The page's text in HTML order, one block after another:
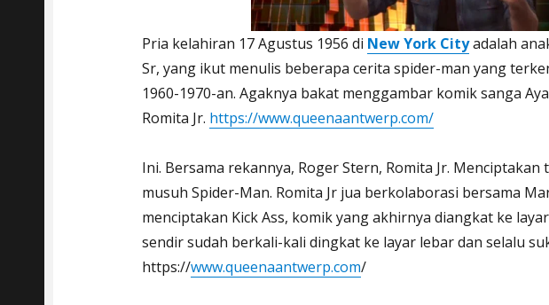
Pria kelahiran 17 Agustus 1956 di New York Cityadalah
Sr, yang ikut menulis beberapa cerita spider-man yang
1960-1970-an. Agaknya bakat menggambar komik sanga
Romita Jr. https://www.queenaantwerp.com/
Ini. Bersama rekannya, Roger Stern, Romita Jr.
musuh Spider-Man. Romita Jr jua berkolaborasi bersama
menciptakan Kick Ass, komik yang akhirnya diangkat ke
sendir sudah berkali-kali dingkat ke layar lebar dan selalu
https://www.queenaantwerp.com/